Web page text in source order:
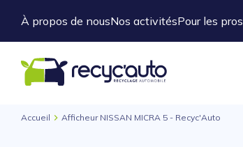
À propos de nousNos activitésPour les pros
Accueil Afficheur NISSAN MICRA 5 - Recyc'Auto